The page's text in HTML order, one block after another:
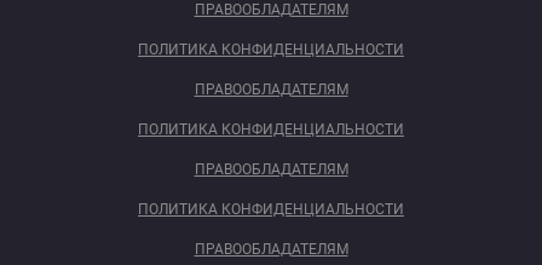
ПРАВООБЛАДАТЕЛЯМ
ПОЛИТИКА КОНФИДЕНЦИАЛЬНОСТИ
ПРАВООБЛАДАТЕЛЯМ
ПОЛИТИКА КОНФИДЕНЦИАЛЬНОСТИ
ПРАВООБЛАДАТЕЛЯМ
ПОЛИТИКА КОНФИДЕНЦИАЛЬНОСТИ
ПРАВООБЛАДАТЕЛЯМ